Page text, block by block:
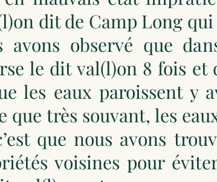
dit de Camp Long
avons observé que
le dit val(l)on 8 fois et
les eaux paroissent y
que très souvant, les
que nous avons
voisines pour